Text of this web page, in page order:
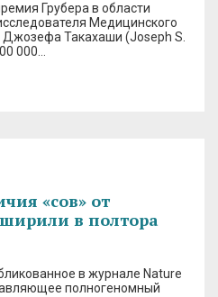
Грубера в области
Медицинского
Джозефа Такахаши (Joseph S.
000…
«сов» от
в полтора
в журнале Nature
полногеномный